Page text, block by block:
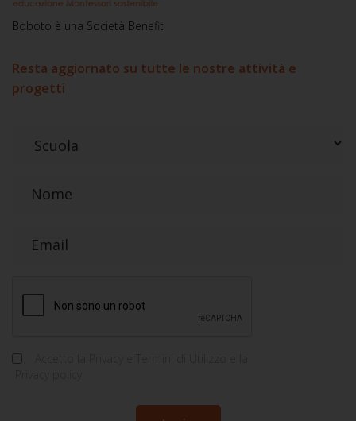
Boboto è una Società Benefit
Resta aggiornato su tutte le nostre attività e
progetti